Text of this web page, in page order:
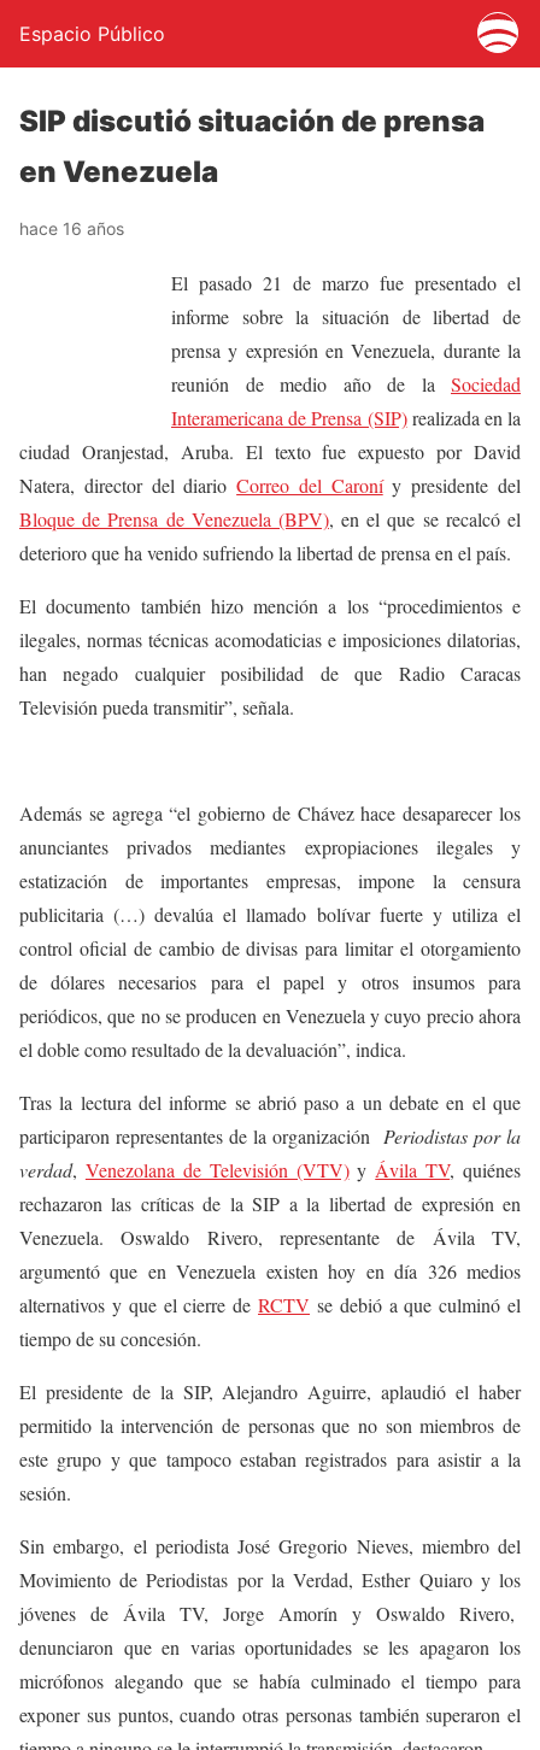
Espacio Público
SIP discutió situación de prensa
en Venezuela
hace 16 años
El pasado 21 de marzo fue presentado el
informe sobre la situación de libertad de
prensa y expresión en Venezuela, durante la
reunión de medio año de la Sociedad
Interamericana de Prensa (SIP)realizada en la
ciudad Oranjestad, Aruba. El texto fue expuesto por David
Natera, director del diarioCorreo del Caroníy presidente del
Bloque de Prensa de Venezuela (BPV), en el que se recalcó el
deterioro que ha venido sufriendo la libertad de prensa en el país.
El documento también hizo mención a los “procedimientos e
ilegales, normas técnicas acomodaticias e imposiciones dilatorias,
han negado cualquier posibilidad de que Radio Caracas
Televisión pueda transmitir”, señala.
Además se agrega “el gobierno de Chávez hace desaparecer los
anunciantes privados mediantes expropiaciones ilegales y
estatización de importantes empresas, impone la censura
publicitaria (…) devalúa el llamado bolívar fuerte y utiliza el
control oficial de cambio de divisas para limitar el otorgamiento
de dólares necesarios para el papel y otros insumos para
periódicos, que no se producen en Venezuela y cuyo precio ahora
el doble como resultado de la devaluación”, indica.
Tras la lectura del informe se abrió paso a un debate en el que
participaron representantes de la organización Periodistas por la
verdad, Venezolana de Televisión (VTV)y Ávila TV, quiénes
rechazaron las críticas de la SIP a la libertad de expresión en
Venezuela. Oswaldo Rivero, representante de Ávila TV,
argumentó que en Venezuela existen hoy en día 326 medios
alternativos y que el cierre de RCTV se debió a que culminó el
tiempo de su concesión.
El presidente de la SIP, Alejandro Aguirre, aplaudió el haber
permitido la intervención de personas que no son miembros de
este grupo y que tampoco estaban registrados para asistir a la
sesión.
Sin embargo, el periodista José Gregorio Nieves, miembro del
Movimiento de Periodistas por la Verdad, Esther Quiaro y los
jóvenes de Ávila TV, Jorge Amorín y Oswaldo Rivero,
denunciaron que en varias oportunidades se les apagaron los
micrófonos alegando que se había culminado el tiempo para
exponer sus puntos, cuando otras personas también superaron el